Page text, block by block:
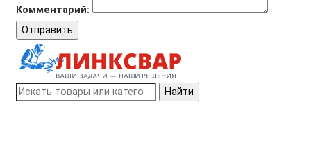
Комментарий:
Отправить
Найти